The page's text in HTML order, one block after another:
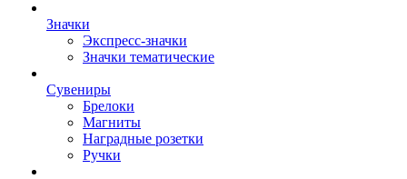
Значки
Экспресс-значки
Значки тематические
Сувениры
Брелоки
Магниты
Наградные розетки
Ручки